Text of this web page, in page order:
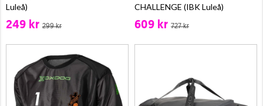
Luleå)
249 kr 299 kr
CHALLENGE (IBK Luleå)
609 kr 727 kr